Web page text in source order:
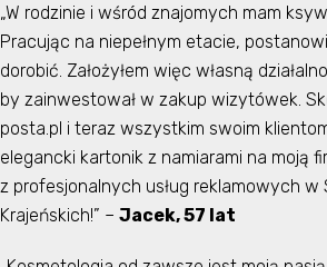
„W rodzinie i wśród znajomych mam
Pracując na niepełnym etacie,
dorobić. Założyłem więc własną
by zainwestował w zakup wizytówek.
posta.pl i teraz wszystkim swoim
elegancki kartonik z namiarami na moją
z profesjonalnych usług reklamowych w
Krajeńskich!” – Jacek, 57 lat